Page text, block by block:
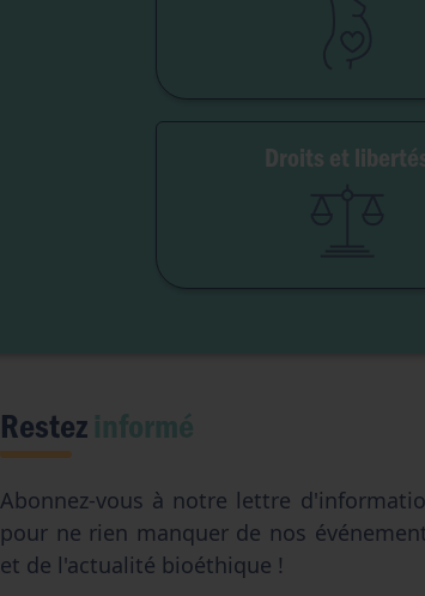
Droits et
Liberté de
Restezinformé
Abonnez-vous à notre lettre
pour ne rien manquer de nos
et de l'actualité bioéthique !